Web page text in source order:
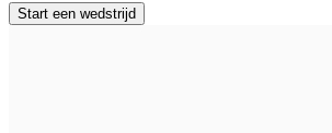
Start een wedstrijd